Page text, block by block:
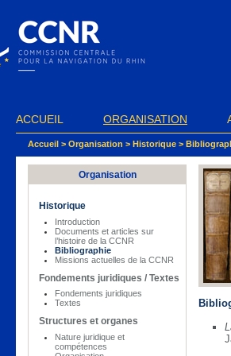
ACCUEIL ORGANISATION
Accueil > Organisation > Historique >
Organisation
Historique
Introduction
Documents et articles sur
l’histoire de la CCNR
Bibliographie
Missions actuelles de la CCNR
Fondements juridiques / Textes
Fondements juridiques
Textes
Structures et organes
Nature juridique et
compétences